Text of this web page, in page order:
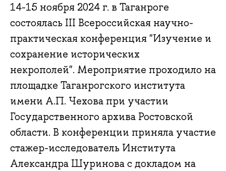
14-15 ноября 2024 г. в Таганроге
состоялась III Всероссийская научно-
практическая конференция "Изучение и
сохранение исторических
некрополей". Мероприятие проходило на
площадке Таганрогского института
имени А.П. Чехова при участии
Государственного архива Ростовской
области. В конференции приняла участие
стажер-исследователь Института
Александра Шуринова с докладом на